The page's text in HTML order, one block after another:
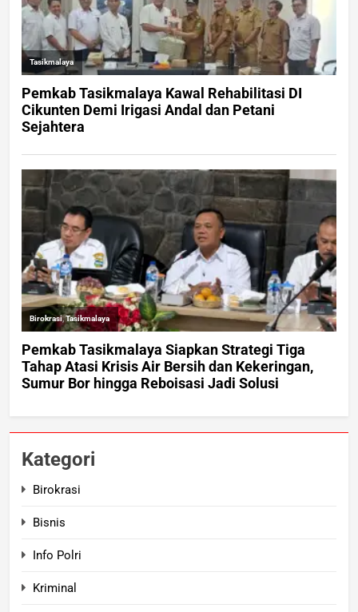
Kategori
Birokrasi
Bisnis
Info Polri
Kriminal